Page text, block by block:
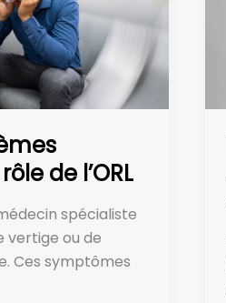
de l’ORL
médecin spécialiste
vertige ou de
Ces symptômes